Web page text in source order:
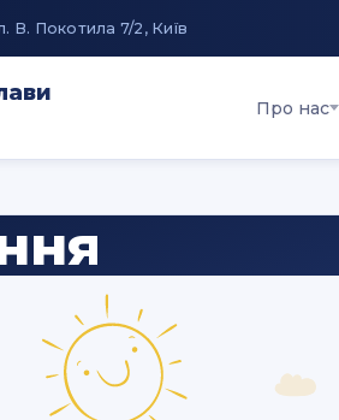
В. Покотила 7/2, Київ
Про нас